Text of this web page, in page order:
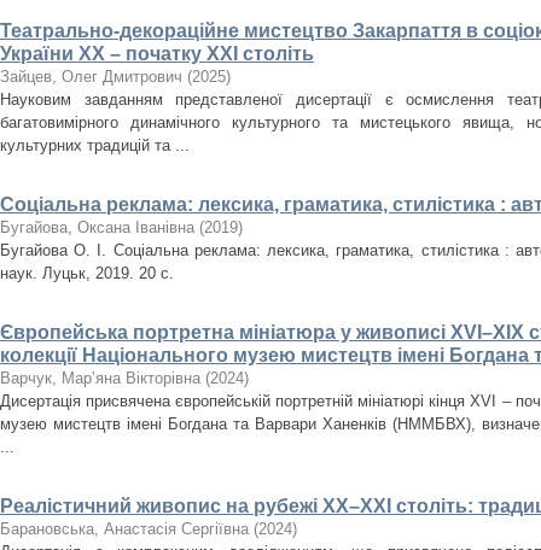
Театрально-декораційне мистецтво Закарпаття в
України ХХ – початку ХХІ століть
Зайцев, Олег Дмитрович (2025)
Науковим завданням представленої дисертації є осмислення
багатовимірного динамічного культурного та мистецького явища,
культурних традицій та ...
Соціальна реклама: лексика, граматика, стилістика :
Бугайова, Оксана Іванівна (2019)
Бугайова О. І. Соціальна реклама: лексика, граматика, стилістика :
наук. Луцьк, 2019. 20 с.
Європейська портретна мініатюра у живописі XVI–XIX
колекції Національного музею мистецтв імені Богдана
Варчук, Мар’яна Вікторівна (2024)
Дисертація присвячена європейській портретній мініатюрі кінця XVI –
музею мистецтв імені Богдана та Варвари Ханенків (НММБВХ),
...
Реалістичний живопис на рубежі ХХ–ХХІ століть:
Барановська, Анастасія Сергіївна (2024)